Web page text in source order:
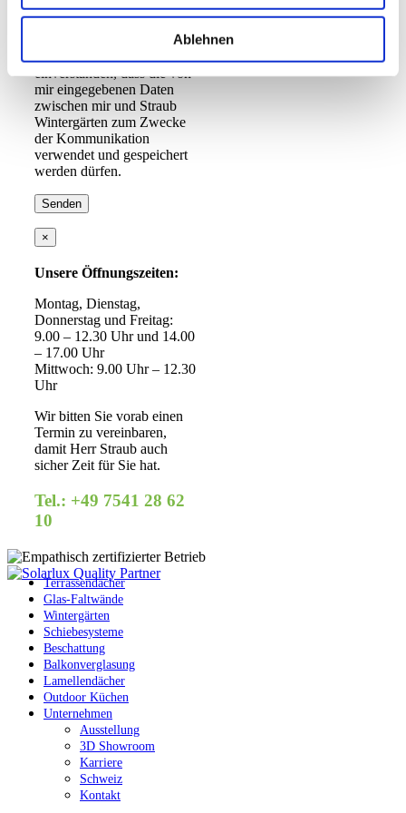
Ablehnen
an
und bin damit
einverstanden, dass die von
mir eingegebenen Daten
zwischen mir und Straub
Wintergärten zum Zwecke
der Kommunikation
verwendet und gespeichert
werden dürfen.
×
Unsere Öffnungszeiten:
Montag, Dienstag,
Donnerstag und Freitag:
9.00 – 12.30 Uhr und 14.00
– 17.00 Uhr
Mittwoch: 9.00 Uhr – 12.30
Uhr
Wir bitten Sie vorab einen
Termin zu vereinbaren,
damit Herr Straub auch
sicher Zeit für Sie hat.
Tel.: +49 7541 28 62
10
Terrassendächer
Glas-Faltwände
Wintergärten
Schiebesysteme
Beschattung
Balkonverglasung
Lamellendächer
Outdoor Küchen
Unternehmen
Ausstellung
3D Showroom
Karriere
Schweiz
Kontakt